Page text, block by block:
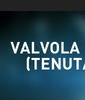
VALVOLA